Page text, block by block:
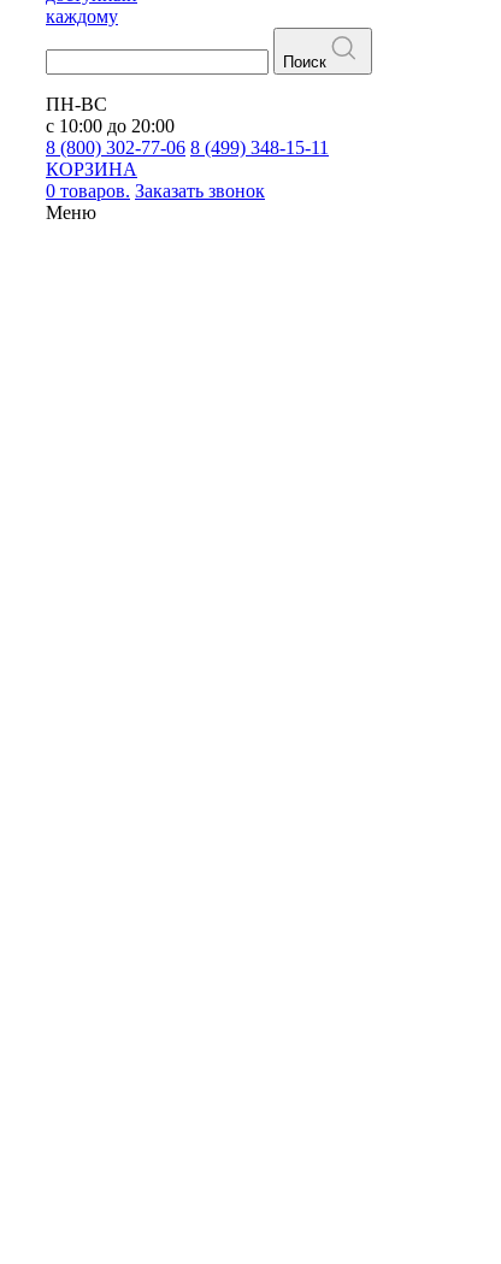
каждому
Поиск
ПН-ВС
с 10:00 до 20:00
8 (800) 302-77-06 8 (499) 348-15-11
КОРЗИНА
0 товаров. Заказать звонок
Меню